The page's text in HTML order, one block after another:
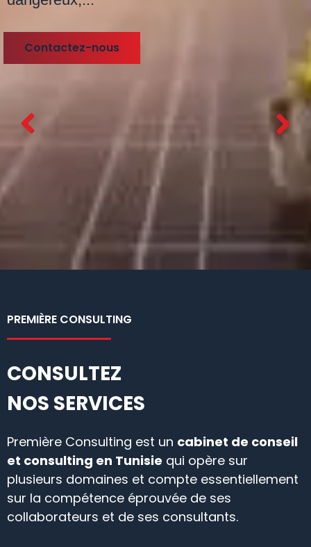
Contactez-nous
PREMIÈRE CONSULTING
CONSULTEZ
NOS SERVICES
Première Consulting est un cabinet de conseil
et consulting en Tunisie qui opère sur
plusieurs domaines et compte essentiellement
sur la compétence éprouvée de ses
collaborateurs et de ses consultants.